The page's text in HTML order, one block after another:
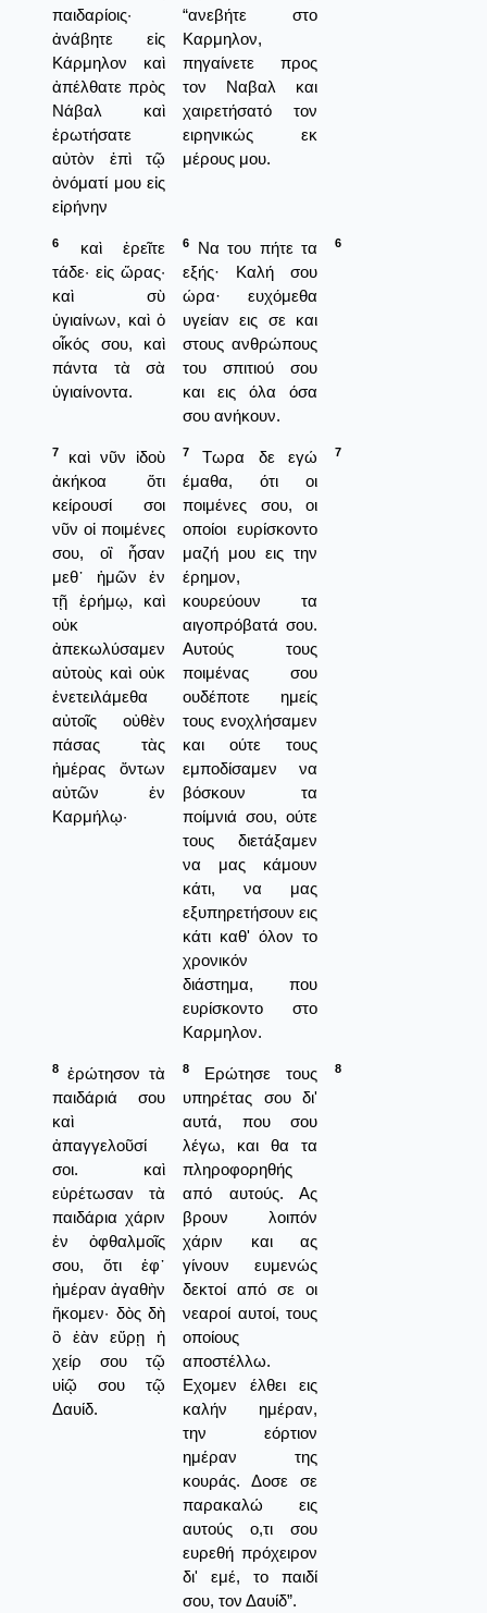
παιδαρίοις·
ἀνάβητε εἰς
Κάρμηλον καὶ
ἀπέλθατε πρὸς
Νάβαλ καὶ
ἐρωτήσατε
αὐτὸν ἐπὶ τῷ
ὀνόματί μου εἰς
εἰρήνην
“ανεβήτε στο
Καρμηλον,
πηγαίνετε προς
τον Ναβαλ και
χαιρετήσατό τον
ειρηνικώς εκ
μέρους μου.
6
καὶ ἐρεῖτε
τάδε· εἰς ὥρας·
καὶ σὺ
ὑγιαίνων, καὶ ὁ
οἶκός σου, καὶ
πάντα τὰ σὰ
ὑγιαίνοντα.
6
Να του πήτε τα
εξής· Καλή σου
ώρα· ευχόμεθα
υγείαν εις σε και
στους ανθρώπους
του σπιτιού σου
και εις όλα όσα
σου ανήκουν.
6
7
καὶ νῦν ἰδοὺ
ἀκήκοα ὅτι
κείρουσί σοι
νῦν οἱ ποιμένες
σου, οἳ ἦσαν
μεθ᾿ ἡμῶν ἐν
τῇ ἐρήμῳ, καὶ
οὐκ
ἀπεκωλύσαμεν
αὐτοὺς καὶ οὐκ
ἐνετειλάμεθα
αὐτοῖς οὐθὲν
πάσας τὰς
ἡμέρας ὄντων
αὐτῶν ἐν
Καρμήλῳ·
7
Τωρα δε εγώ
έμαθα, ότι οι
ποιμένες σου, οι
οποίοι ευρίσκοντο
μαζή μου εις την
έρημον,
κουρεύουν τα
αιγοπρόβατά σου.
Αυτούς τους
ποιμένας σου
ουδέποτε ημείς
τους ενοχλήσαμεν
και ούτε τους
εμποδίσαμεν να
βόσκουν τα
ποίμνιά σου, ούτε
τους διετάξαμεν
να μας κάμουν
κάτι, να μας
εξυπηρετήσουν εις
κάτι καθ' όλον το
χρονικόν
διάστημα, που
ευρίσκοντο στο
Καρμηλον.
7
8
ἐρώτησον τὰ
παιδάριά σου
καὶ
ἀπαγγελοῦσί
σοι. καὶ
εὑρέτωσαν τὰ
παιδάρια χάριν
ἐν ὀφθαλμοῖς
σου, ὅτι ἐφ᾿
ἡμέραν ἀγαθὴν
ἥκομεν· δὸς δὴ
ὃ ἐὰν εὕρῃ ἡ
χείρ σου τῷ
υἱῷ σου τῷ
Δαυίδ.
8
Ερώτησε τους
υπηρέτας σου δι'
αυτά, που σου
λέγω, και θα τα
πληροφορηθής
από αυτούς. Ας
βρουν λοιπόν
χάριν και ας
γίνουν ευμενώς
δεκτοί από σε οι
νεαροί αυτοί, τους
οποίους
αποστέλλω.
Εχομεν έλθει εις
καλήν ημέραν,
την εόρτιον
ημέραν της
κουράς. Δοσε σε
παρακαλώ εις
αυτούς ο,τι σου
ευρεθή πρόχειρον
δι' εμέ, το παιδί
σου, τον Δαυίδ”.
8